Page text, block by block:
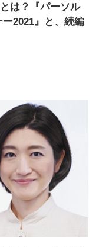
は？『パーソル
2021』と、続編